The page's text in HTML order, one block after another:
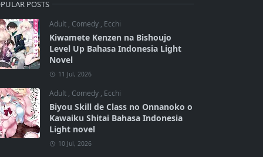
POSTS
Adult , Comedy , Ecchi
Kiwamete Kenzen na Bishoujo
Level Up Bahasa Indonesia Light
Novel
11 Jul, 2026
Adult , Comedy , Ecchi
Biyou Skill de Class no Onnanoko o
Kawaiku Shitai Bahasa Indonesia
Light novel
10 Jul, 2026